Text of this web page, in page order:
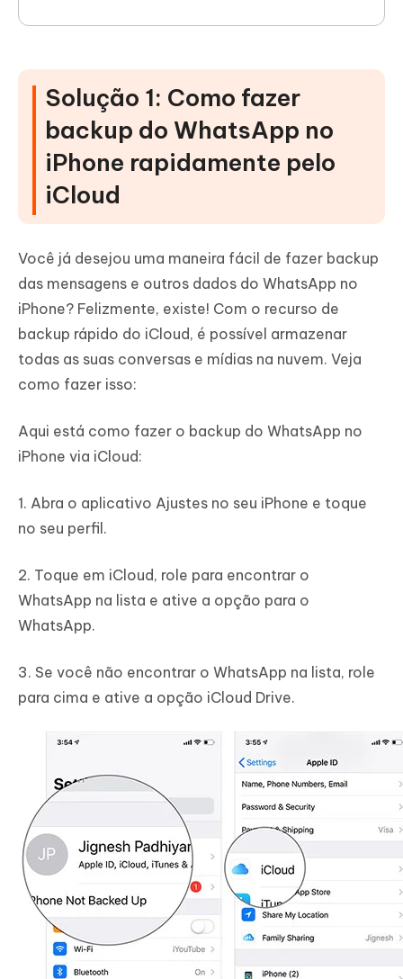
Solução 1: Como fazer
backup do WhatsApp no
iPhone rapidamente pelo
iCloud
Você já desejou uma maneira fácil de fazer backup
das mensagens e outros dados do WhatsApp no
iPhone? Felizmente, existe! Com o recurso de
backup rápido do iCloud, é possível armazenar
todas as suas conversas e mídias na nuvem. Veja
como fazer isso:
Aqui está como fazer o backup do WhatsApp no
iPhone via iCloud:
1. Abra o aplicativo Ajustes no seu iPhone e toque
no seu perfil.
2. Toque em iCloud, role para encontrar o
WhatsApp na lista e ative a opção para o
WhatsApp.
3. Se você não encontrar o WhatsApp na lista, role
para cima e ative a opção iCloud Drive.